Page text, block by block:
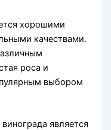
хорошими
качествами.
роса и
выбором
является